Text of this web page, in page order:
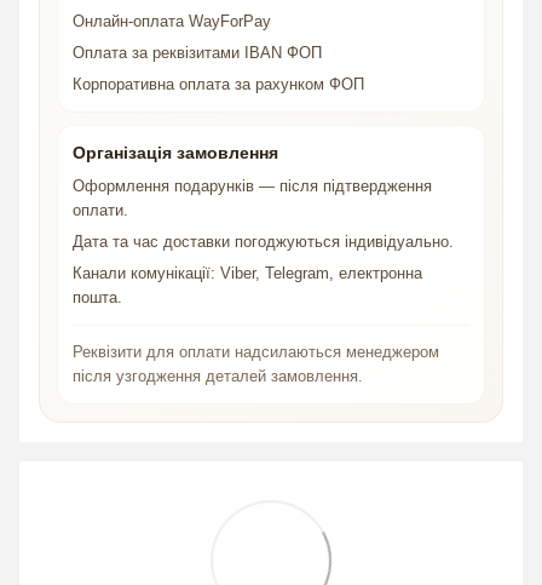
Онлайн-оплата WayForPay
Оплата за реквізитами IBAN ФОП
Корпоративна оплата за рахунком ФОП
Організація замовлення
Оформлення подарунків — після підтвердження
оплати.
Дата та час доставки погоджуються індивідуально.
Канали комунікації: Viber, Telegram, електронна
пошта.
Реквізити для оплати надсилаються менеджером
після узгодження деталей замовлення.